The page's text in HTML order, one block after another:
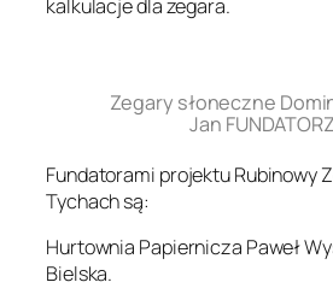
kalkulacje dla zegara.
Zegary słoneczne
Jan
Fundatorami projektu Rubinowy
Tychach są:
Hurtownia Papiernicza Paweł
Bielska.